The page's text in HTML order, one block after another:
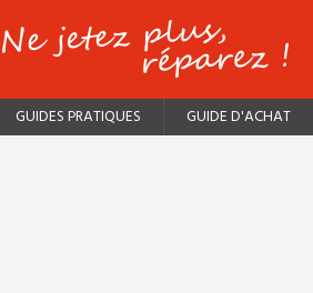
GUIDES PRATIQUES GUIDE D'ACHAT